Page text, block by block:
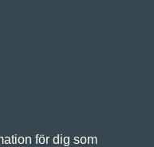
för dig som